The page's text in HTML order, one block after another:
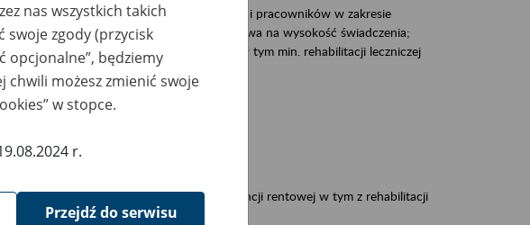
ZUS z organizacjami pracodawców i pracowników w zakresie
emerytalnego w Polsce – tego co wpływa na wysokość świadczenia;
prewencji wypadkowej i prewencji rentowej w tym min. rehabilitacji leczniczej
Aktywni 50+, ZUS edukuje:
programów prewencji wypadkowej i prewencji rentowej w tym z rehabilitacji
przez ZUS.
nas wszystkich takich
swoje zgody (przycisk
opcjonalne”, będziemy
chwili możesz zmienić swoje
w stopce.
r.
Przejdź do serwisu